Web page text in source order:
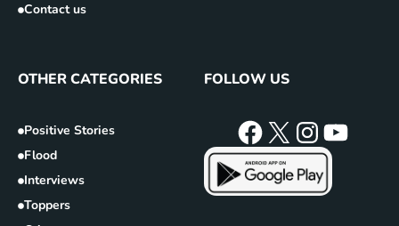
Contact us
OTHER CATEGORIES
Positive Stories
Flood
Interviews
Toppers
FOLLOW US